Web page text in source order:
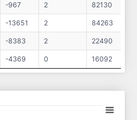
-967 2 82130
-13651 2 84263
-8383 2 22490
-4369 0 16092